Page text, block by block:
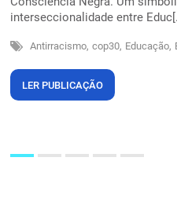
interseccionalidade entre
Antirracismo, cop30, Educação,
LER PUBLICAÇÃO